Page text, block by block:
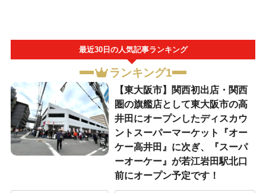
最近30日の人気記事ランキング
ランキング1
【東大阪市】関西初出店・関西
圏の旗艦店として東大阪市の高
井田にオープンしたディスカウ
ントスーパーマーケット『オー
ケー高井田』に次ぎ、『スーパ
ーオーケー』が若江岩田駅北口
前にオープン予定です！